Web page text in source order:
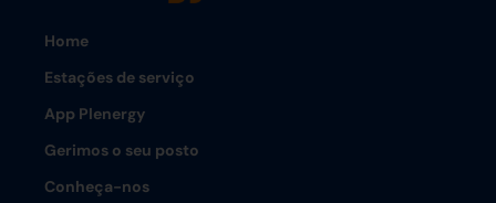
Home
Estações de serviço
App Plenergy
Gerimos o seu posto
Conheça-nos